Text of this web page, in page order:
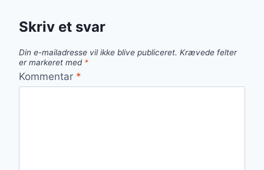
Skriv et svar
Din e-mailadresse vil ikke blive publiceret. Krævede felter
er markeret med *
Kommentar *